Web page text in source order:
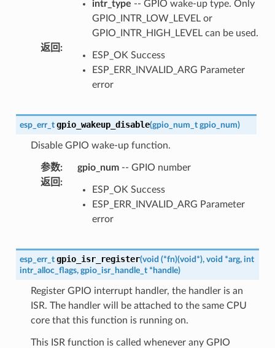
intr_type -- GPIO wake-up type. Only
GPIO_INTR_LOW_LEVEL or
GPIO_INTR_HIGH_LEVEL can be used.
返回 :
ESP_OK Success
ESP_ERR_INVALID_ARG Parameter
error
esp_err_t gpio_wakeup_disable(gpio_num_t gpio_num)
Disable GPIO wake-up function.
参数: gpio_num-- GPIO number
返回 :
ESP_OK Success
ESP_ERR_INVALID_ARG Parameter
error
esp_err_t gpio_isr_register(void (*fn)(void *), void *arg, int
intr_alloc_flags, gpio_isr_handle_t * handle)
Register GPIO interrupt handler, the handler is an
ISR. The handler will be attached to the same CPU
core that this function is running on.
This ISR function is called whenever any GPIO